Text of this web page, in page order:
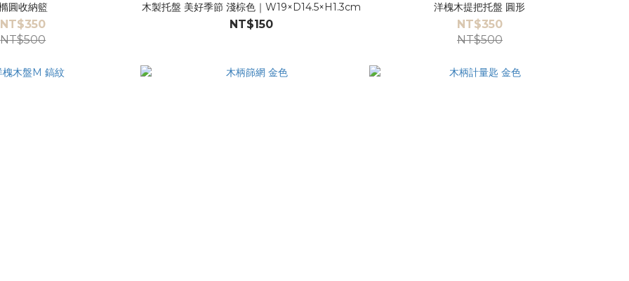
圓收納籃
NT$350
NT$500
木製托盤 美好季節 淺棕色｜W19×D14.5×H1.3cm
NT$150
洋槐木提把托盤 圓形
NT$350
NT$500